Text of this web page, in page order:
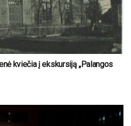
kviečia į ekskursiją „Palangos